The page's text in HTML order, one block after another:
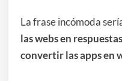
La frase incómoda
las webs en
convertir las apps en